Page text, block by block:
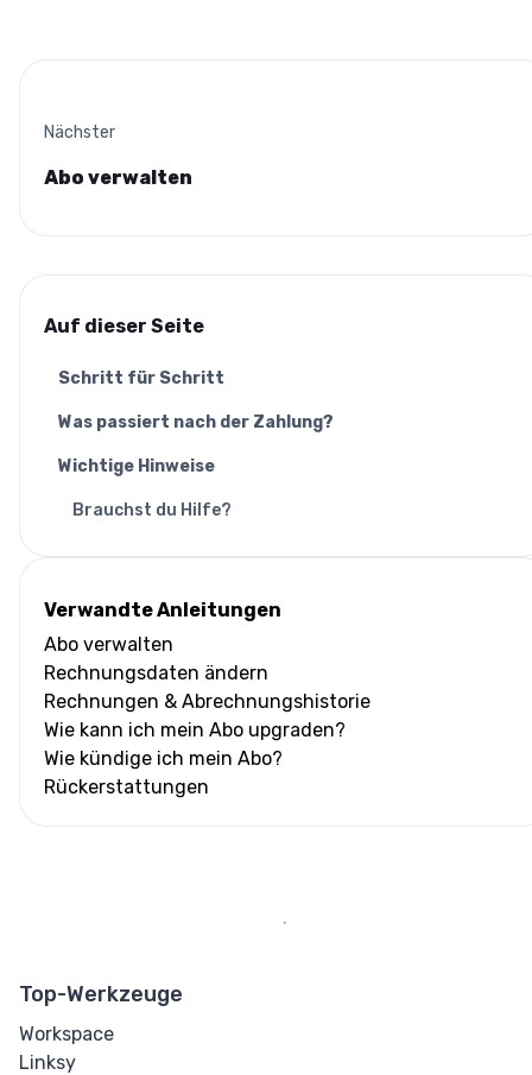
Nächster
Abo verwalten
Auf dieser Seite
Schritt für Schritt
Was passiert nach der Zahlung?
Wichtige Hinweise
Brauchst du Hilfe?
Verwandte Anleitungen
Abo verwalten
Rechnungsdaten ändern
Rechnungen & Abrechnungshistorie
Wie kann ich mein Abo upgraden?
Wie kündige ich mein Abo?
Rückerstattungen
Top-Werkzeuge
Workspace
Linksy